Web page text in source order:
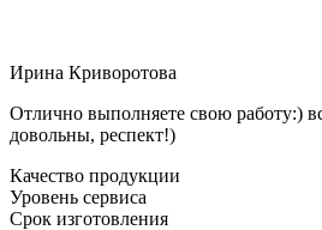
Ирина Криворотова
Отлично выполняете свою работу:)
довольны, респект!)
Качество продукции
Уровень сервиса
Срок изготовления